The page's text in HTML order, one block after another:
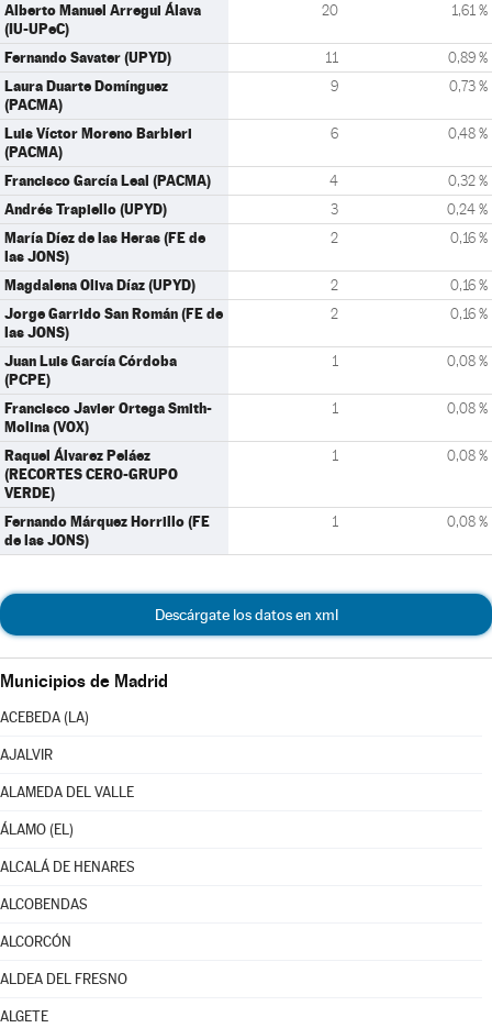
Alberto Manuel Arregui Álava
(IU-UPeC)
20 1,61 %
Fernando Savater (UPYD) 11 0,89 %
Laura Duarte Domínguez
(PACMA)
9 0,73 %
Luis Víctor Moreno Barbieri
(PACMA)
6 0,48 %
Francisco García Leal (PACMA) 4 0,32 %
Andrés Trapiello (UPYD) 3 0,24 %
María Díez de las Heras (FE de
las JONS)
2 0,16 %
Magdalena Oliva Díaz (UPYD) 2 0,16 %
Jorge Garrido San Román (FE de
las JONS)
2 0,16 %
Juan Luis García Córdoba
(PCPE)
1 0,08 %
Francisco Javier Ortega Smith-
Molina (VOX)
1 0,08 %
Raquel Álvarez Peláez
(RECORTES CERO-GRUPO
VERDE)
1 0,08 %
Fernando Márquez Horrillo (FE
de las JONS)
1 0,08 %
Descárgate los datos en xml
Municipios de Madrid
ACEBEDA (LA)
AJALVIR
ALAMEDA DEL VALLE
ÁLAMO (EL)
ALCALÁ DE HENARES
ALCOBENDAS
ALCORCÓN
ALDEA DEL FRESNO
ALGETE